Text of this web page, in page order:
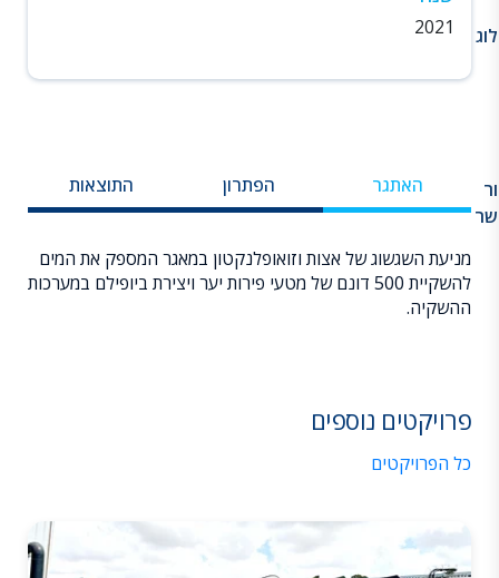
2021
האתגר הפתרון התוצאות
מניעת השגשוג של אצות וזואופלנקטון במאגר המספק את המים
להשקיית 500 דונם של מטעי פירות יער ויצירת ביופילם במערכות
ההשקיה.
פרויקטים נוספים
כל הפרויקטים